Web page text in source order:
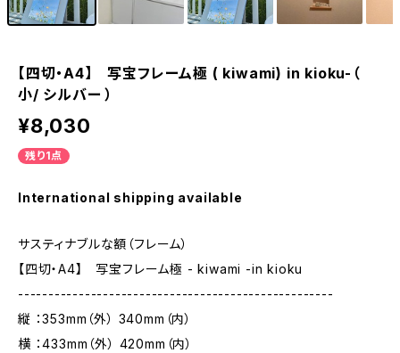
【四切・A4】 写宝フレーム極 ( kiwami) in kioku-（
小/ シルバー ）
¥8,030
残り1点
International shipping available
サスティナブルな額（フレーム）
【四切・A4】 写宝フレーム極 - kiwami -in kioku
----------------------------------------------------
縦 ：353mm（外） 340mm（内）
横 ：433mm（外） 420mm（内）